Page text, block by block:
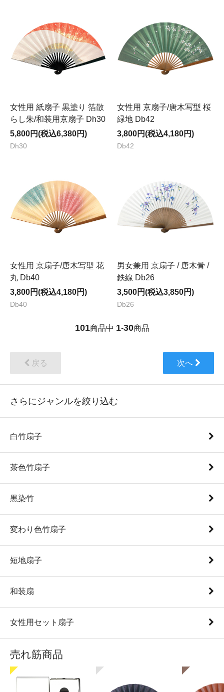
女性用 紙扇子 黒塗り 箔散
らし朱/和装用京扇子 Dh30
5,800円(税込6,380円)
Dh30
女性用 京扇子/唐木写型 桜
緑地 Db42
3,800円(税込4,180円)
Db42
女性用 京扇子/唐木写型 花
丸 Db40
3,800円(税込4,180円)
Db40
男女兼用 京扇子 / 唐木骨 /
鉄線 Db26
3,500円(税込3,850円)
Db26
101商品中 1-30商品
戻る 次へ
さらにジャンルを絞り込む
白竹扇子
茶色竹扇子
黒染竹
変わり色竹扇子
短地扇子
和装扇
女性用セット扇子
売れ筋商品